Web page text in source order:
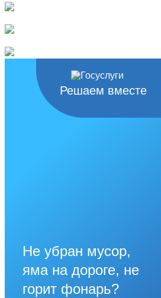
Решаем вместе
Не убран мусор,
яма на дороге, не
горит фонарь?